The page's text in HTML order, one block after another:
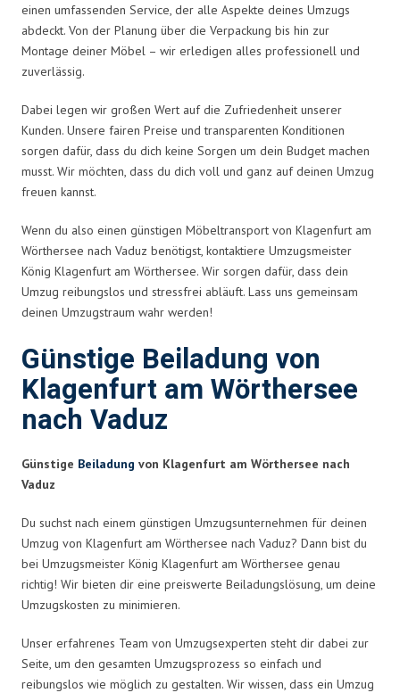
einen umfassenden Service, der alle Aspekte deines Umzugs
abdeckt. Von der Planung über die Verpackung bis hin zur
Montage deiner Möbel – wir erledigen alles professionell und
zuverlässig.
Dabei legen wir großen Wert auf die Zufriedenheit unserer
Kunden. Unsere fairen Preise und transparenten Konditionen
sorgen dafür, dass du dich keine Sorgen um dein Budget machen
musst. Wir möchten, dass du dich voll und ganz auf deinen Umzug
freuen kannst.
Wenn du also einen günstigen Möbeltransport von Klagenfurt am
Wörthersee nach Vaduz benötigst, kontaktiere Umzugsmeister
König Klagenfurt am Wörthersee. Wir sorgen dafür, dass dein
Umzug reibungslos und stressfrei abläuft. Lass uns gemeinsam
deinen Umzugstraum wahr werden!
Günstige Beiladung von
Klagenfurt am Wörthersee
nach Vaduz
Günstige Beiladung von Klagenfurt am Wörthersee nach
Vaduz
Du suchst nach einem günstigen Umzugsunternehmen für deinen
Umzug von Klagenfurt am Wörthersee nach Vaduz? Dann bist du
bei Umzugsmeister König Klagenfurt am Wörthersee genau
richtig! Wir bieten dir eine preiswerte Beiladungslösung, um deine
Umzugskosten zu minimieren.
Unser erfahrenes Team von Umzugsexperten steht dir dabei zur
Seite, um den gesamten Umzugsprozess so einfach und
reibungslos wie möglich zu gestalten. Wir wissen, dass ein Umzug